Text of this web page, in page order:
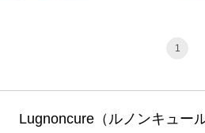
1
Lugnoncure（ルノンキュー